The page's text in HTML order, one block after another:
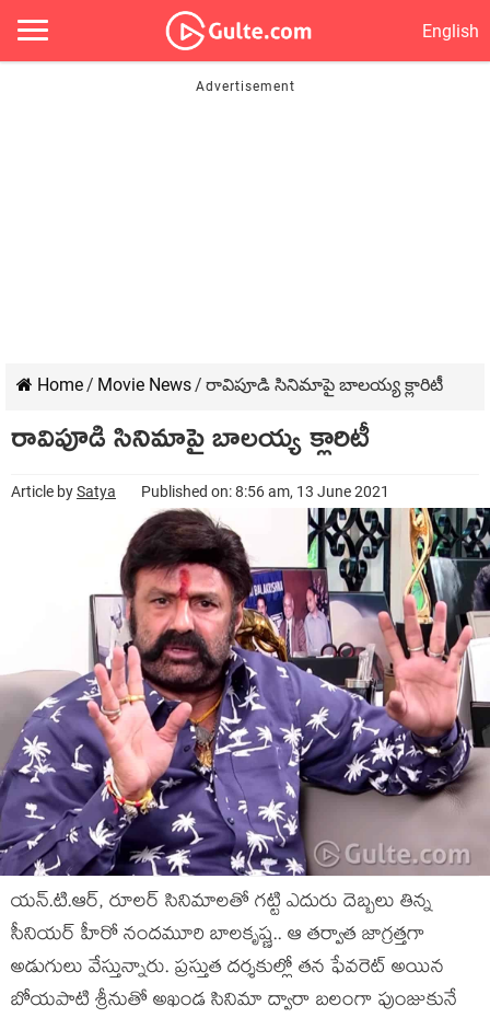
English
Home/ Movie News/ రావిపూడి సినిమాపై బాల‌య్య క్లారిటీ
రావిపూడి సినిమాపై బాల‌య్య క్లారిటీ
Article bySatya Published on: 8:56 am, 13 June 2021
య‌న్.టి.ఆర్, రూల‌ర్ సినిమాల‌తో గ‌ట్టి ఎదురు దెబ్బ‌లు తిన్న
సీనియ‌ర్ హీరో నంద‌మూరి బాల‌కృష్ణ.. ఆ త‌ర్వాత జాగ్ర‌త్త‌గా
అడుగులు వేస్తున్నారు. ప్ర‌స్తుత ద‌ర్శ‌కుల్లో త‌న ఫేవ‌రెట్ అయిన
బోయ‌పాటి శ్రీనుతో అఖండ సినిమా ద్వారా బ‌లంగా పుంజుకునే